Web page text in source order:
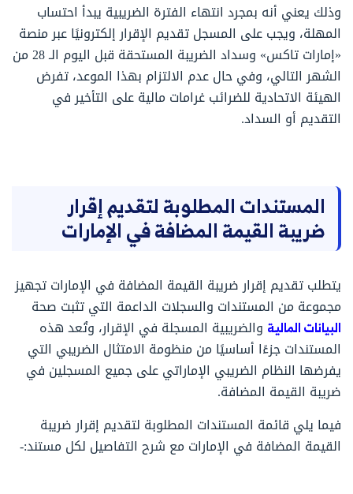
وذلك يعني أنه بمجرد انتهاء الفترة الضريبية يبدأ احتساب
المهلة، ويجب على المسجل تقديم الإقرار إلكترونيًا عبر منصة
«إمارات تاكس» وسداد الضريبة المستحقة قبل اليوم الـ 28 من
الشهر التالي، وفي حال عدم الالتزام بهذا الموعد، تفرض
الهيئة الاتحادية للضرائب غرامات مالية على التأخير في
التقديم أو السداد.
المستندات المطلوبة لتقديم إقرار
ضريبة القيمة المضافة في الإمارات
يتطلب تقديم إقرار ضريبة القيمة المضافة في الإمارات تجهيز
مجموعة من المستندات والسجلات الداعمة التي تثبت صحة
البيانات المالية والضريبية المسجلة في الإقرار، وتُعد هذه
المستندات جزءًا أساسيًا من منظومة الامتثال الضريبي التي
يفرضها النظام الضريبي الإماراتي على جميع المسجلين في
ضريبة القيمة المضافة.
فيما يلي قائمة المستندات المطلوبة لتقديم إقرار ضريبة
القيمة المضافة في الإمارات مع شرح التفاصيل لكل مستند:-